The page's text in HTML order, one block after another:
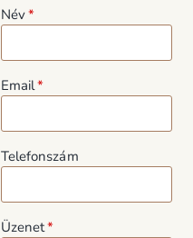
Név
Email
Telefonszám
Üzenet